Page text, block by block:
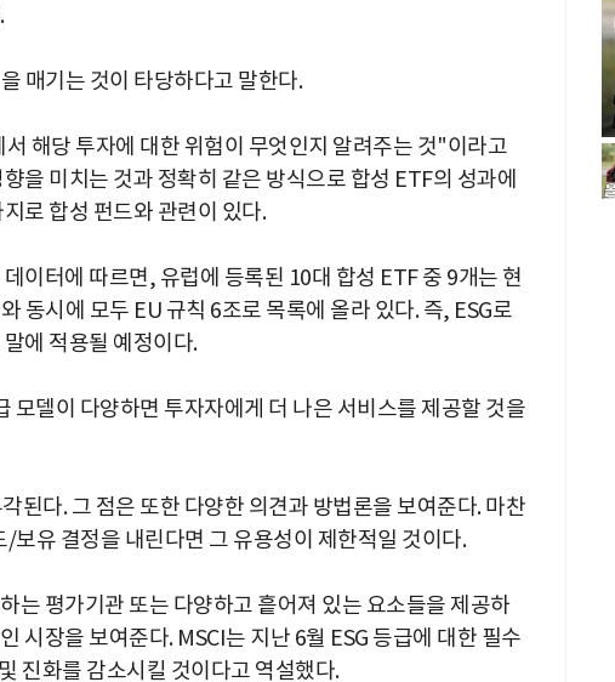
매기는 것이 타당하다고 말한다.
해당 투자에 대한 위험이 무엇인지 알려주는 것"이라고
을 미치는 것과 정확히 같은 방식으로 합성 ETF의 성과에
로 합성 펀드와 관련이 있다.
이터에 따르면, 유럽에 등록된 10대 합성 ETF 중 9개는 현
동시에 모두 EU 규칙 6조로 목록에 올라 있다. 즉, ESG로
에 적용될 예정이다.
모델이 다양하면 투자자에게 더 나은 서비스를 제공할 것을
된다. 그 점은 또한 다양한 의견과 방법론을 보여준다. 마찬
유 결정을 내린다면 그 유용성이 제한적일 것이다.
는 평가기관 또는 다양하고 흩어져 있는 요소들을 제공하
시장을 보여준다. MSCI는 지난 6월 ESG 등급에 대한 필수
진화를 감소시킬 것이다고 역설했다.
박지수 아나운서가 타본 ‘전설의 무쏘’… “여성·